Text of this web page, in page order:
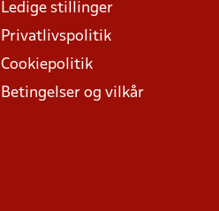
Ledige stillinger
Privatlivspolitik
Cookiepolitik
Betingelser og vilkår